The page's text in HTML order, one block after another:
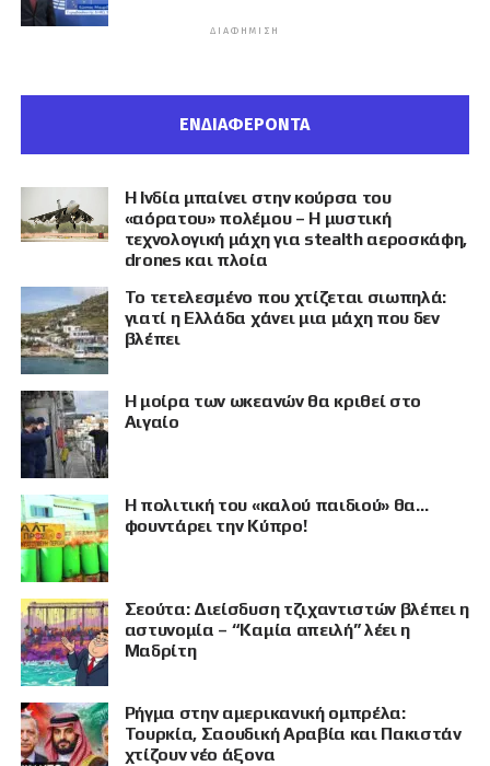
ΔΙΑΦΉΜΙΣΗ
ΕΝΔΙΑΦΕΡΟΝΤΑ
Η Ινδία μπαίνει στην κούρσα του
«αόρατου» πολέμου – Η μυστική
τεχνολογική μάχη για stealth αεροσκάφη,
drones και πλοία
Το τετελεσμένο που χτίζεται σιωπηλά:
γιατί η Ελλάδα χάνει μια μάχη που δεν
βλέπει
Η μοίρα των ωκεανών θα κριθεί στο
Αιγαίο
Η πολιτική του «καλού παιδιού» θα…
φουντάρει την Κύπρο!
Σεούτα: Διείσδυση τζιχαντιστών βλέπει η
αστυνομία – “Καμία απειλή” λέει η
Μαδρίτη
Ρήγμα στην αμερικανική ομπρέλα:
Τουρκία, Σαουδική Αραβία και Πακιστάν
χτίζουν νέο άξονα